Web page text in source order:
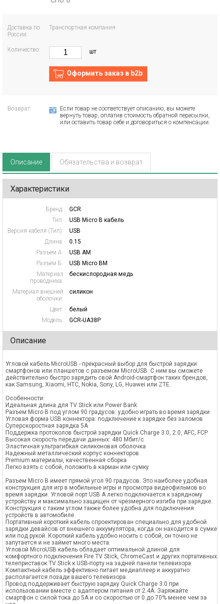
Доставка по
России:
Транспортная компания
Количество: шт
Оформить заказ в b2b
Возврат:
Если товар не соответствует описанию, вы можете
вернуть товар, оплатив стоимость обратной пересылки,
или оставить товар себе и договориться о компенсации.
Описание Обязательства и возврат
Характеристики
Бренд:
GCR
Тип:
USB Micro B кабель
Версия кабеля (Тип):
USB
Длина:
0.15
Разъем А:
USB AM
Разъем Б:
USB Micro BM
Материал
проводника:
бескислородная медь
Материал внешней
оболочки:
силикон
Цвет:
белый
Модель:
GCR-UA38P
Описание
Угловой кабель MicroUSB - прекрасный выбор для быстрой зарядки
смартфонов или планшетов с разъемом MicroUSB. С ним вы сможете
действительно быстро зарядить свой Android-смартфон таких брендов,
как Samsung, Xiaomi, HTC, Nokia, Sony, LG, Huawei или ZTE.
Особенности:
Идеальная длина для TV Stick или Power Bank
Разъем Micro B под углом 90 градусов: удобно играть во время зарядки
Угловая форма USB коннектора: подключение к зарядке без заломов
Суперскоростная зарядка 5А
Поддержка протоколов быстрой зарядки Quick Charge 3.0, 2.0, AFC, FCP
Высокая скорость передачи данных: 480 Мбит/с
Эластичная ультрагибкая силиконовая оболочка
Надежный металлический корпус коннекторов
Premium материалы, качественная сборка
Легко взять с собой, положить в карман или сумку
Разъем Micro B имеет прямой угол 90 градусов. Это наиболее удобная
конструкция для игр в мобильные игры и просмотра видеофильмов во
время зарядки. Угловой порт USB A легко подключается к зарядному
устройству и максимально защищен от чрезмерного изгиба при зарядке.
Конструкция с таким углом также более удобна для подключения
устройств в автомобиле.
Портативный короткий кабель спроектирован специально для удобной
зарядки девайсов от внешнего аккумулятора, когда он находится в сумке
или под рукой. Короткий кабель удобно носить с собой, он точно не
запутается и не займет много места.
Угловой MicroUSB кабель обладает оптимальной длиной для
комфортного подключения Fire TV Stick, ChromeCast и других портативных
телеприставок TV Stick к USB-порту на задней панели телевизора.
Компактный кабель эффективно питает медиаплеер и аккуратно
располагается позади вашего телевизора.
Провод поддерживает быструю зарядку Quick Charge 3.0 при
использовании вместе с адаптером питания от 2.4А. Заряжайте
смартфон с силой тока до 5A и со скоростью от 0 до 70% менее чем за